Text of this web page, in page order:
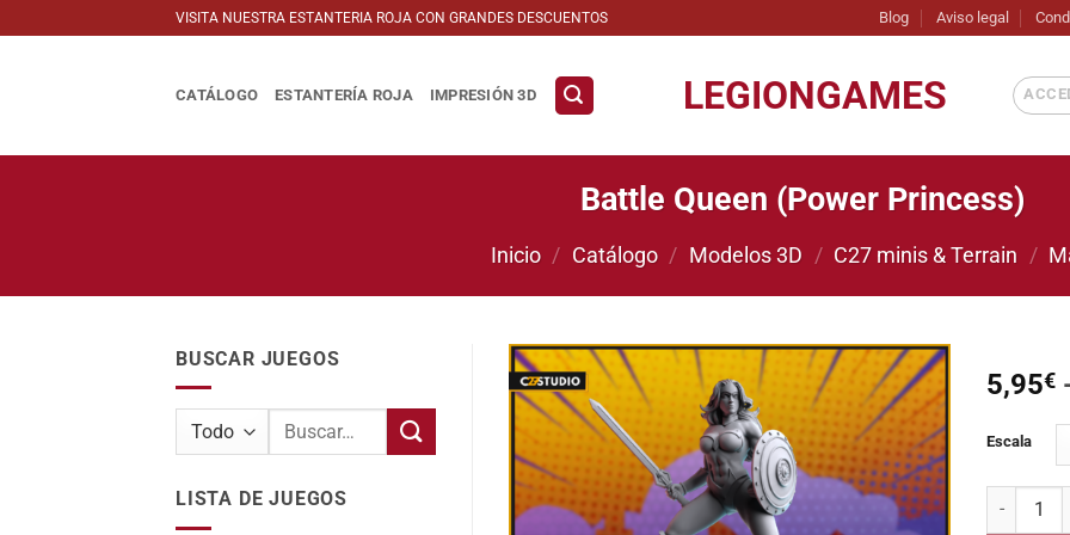
al
VISITA NUESTRA ESTANTERIA ROJA CON GRANDES DESCUENTOS Blog Aviso legal
LEGIONGAMES
CATÁLOGO ESTANTERÍA ROJA IMPRESIÓN 3D
Battle Queen (Power Princess)
Inicio / Catálogo / Modelos 3D / C27 minis & Terrain /
BUSCAR JUEGOS
Buscar
LISTA DE JUEGOS
Añadir
a la
lista de
deseos
5,95€
Escala
Battle